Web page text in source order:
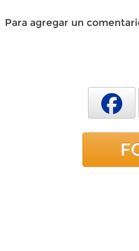
Para agregar un